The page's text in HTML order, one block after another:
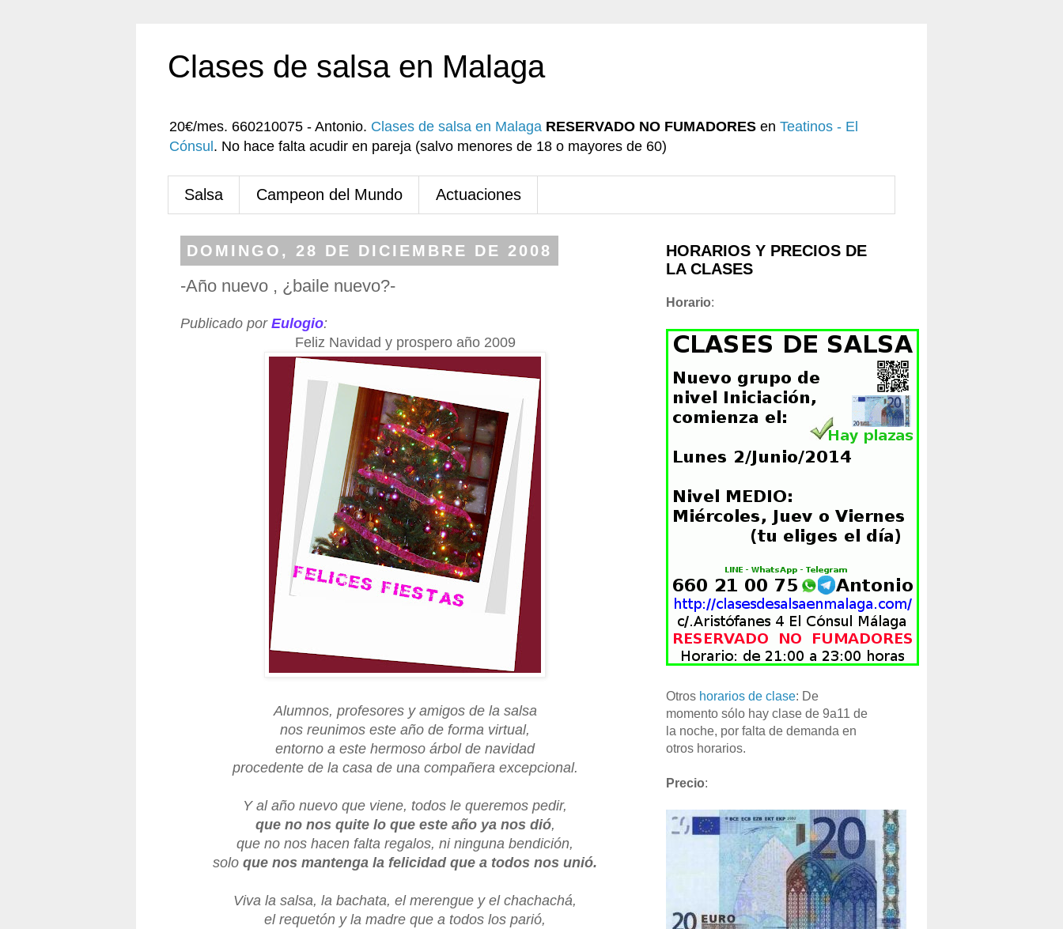
Clases de salsa en Malaga
20€/mes. 660210075 - Antonio. Clases de salsa en Malaga RESERVADO NO FUMADORES en Teatinos - El
Cónsul . No hace falta acudir en pareja (salvo menores de 18 o mayores de 60)
Salsa Campeon del Mundo Actuaciones
DOMINGO, 28 DE DICIEMBRE DE 2008
-Año nuevo , ¿baile nuevo?-
Publicado por Eulogio:
Feliz Navidad y prospero año 2009
Alumnos, profesores y amigos de la salsa
nos reunimos este año de forma virtual,
entorno a este hermoso árbol de navidad
procedente de la casa de una compañera excepcional.
Y al año nuevo que viene, todos le queremos pedir,
que no nos quite lo que este año ya nos dió,
que no nos hacen falta regalos, ni ninguna bendición,
solo que nos mantenga la felicidad que a todos nos unió.
Viva la salsa, la bachata, el merengue y el chachachá,
el requetón y la madre que a todos los parió,
HORARIOS Y PRECIOS DE
LA CLASES
Horario:
Otros horarios de clase: De
momento sólo hay clase de 9a11 de
la noche, por falta de demanda en
otros horarios.
Precio: